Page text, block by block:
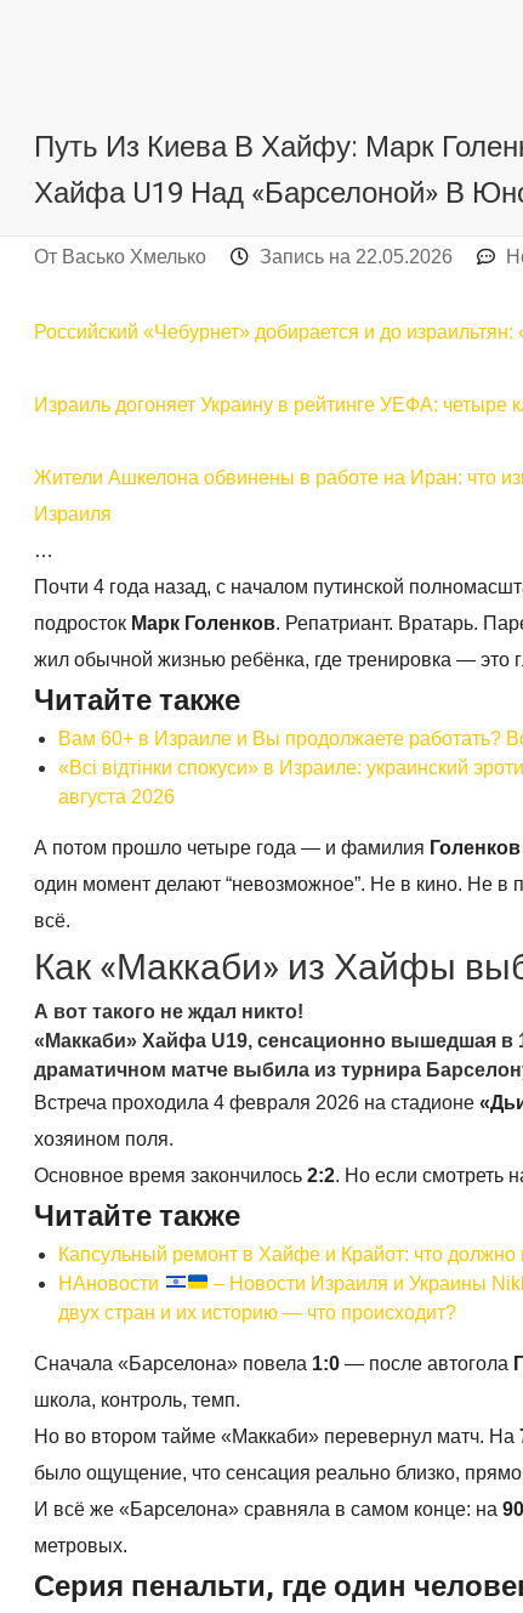
Путь Из Киева В Хайфу: Марк
Хайфа U19 Над «Барселоной» В
От Васько Хмелько Запись на 22.05.2026
Российский «Чебурнет» добирается и до
Израиль догоняет Украину в рейтинге УЕФА: четыре
Жители Ашкелона обвинены в работе на Иран: что
Израиля
…
Почти 4 года назад, с началом путинской
подросток Марк Голенков. Репатриант. Вратарь.
жил обычной жизнью ребёнка, где тренировка — это
Читайте также
Вам 60+ в Израиле и Вы продолжаете работать?
«Всі відтінки спокуси» в Израиле: украинский
августа 2026
А потом прошло четыре года — и фамилия Голенков
один момент делают “невозможное”. Не в кино. Не в
всё.
Как «Маккаби» из Хайфы
А вот такого не ждал никто!
«Маккаби» Хайфа U19, сенсационно вышедшая в
драматичном матче выбила из турнира
Встреча проходила 4 февраля 2026 на стадионе
хозяином поля.
Основное время закончилось2:2. Но если смотреть
Читайте также
Капсульный ремонт в Хайфе и Крайот: что должно
НАновости
– Новости Израиля и Украины
двух стран и их историю — что происходит?
Сначала «Барселона» повела 1:0 — после автогола
школа, контроль, темп.
Но во втором тайме «Маккаби» перевернул матч. На
было ощущение, что сенсация реально близко, прямо
И всё же «Барселона» сравняла в самом конце: на
метровых.
Серия пенальти, где один